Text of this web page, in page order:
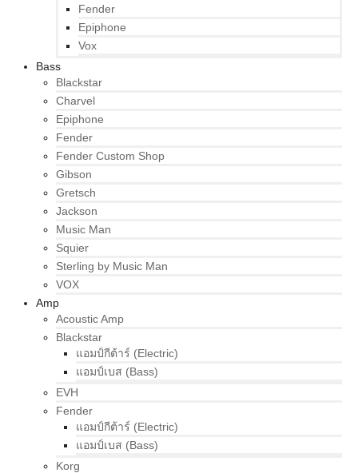
Fender
Epiphone
Vox
Bass
Blackstar
Charvel
Epiphone
Fender
Fender Custom Shop
Gibson
Gretsch
Jackson
Music Man
Squier
Sterling by Music Man
VOX
Amp
Acoustic Amp
Blackstar
แอมป์กีต้าร์ (Electric)
แอมป์เบส (Bass)
EVH
Fender
แอมป์กีต้าร์ (Electric)
แอมป์เบส (Bass)
Korg